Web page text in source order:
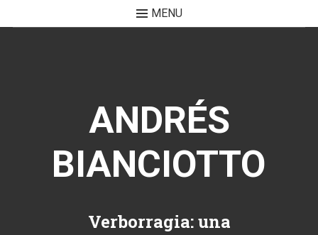
MENU
ANDRÉS
BIANCIOTTO
Verborragia: una